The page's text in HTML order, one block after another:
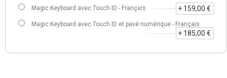
Magic Keyboard avec Touch ID - Français + 159,00 €
Magic Keyboard avec Touch ID et pavé numérique - Français
+ 185,00 €